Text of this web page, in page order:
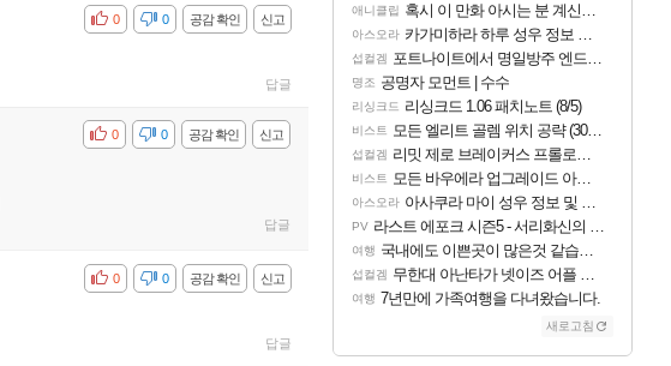
신고
공감 확인
비공감 0
0
답글
신고
공감 확인
비공감 0
0
답글
신고
공감 확인
비공감 0
0
답글
애니클립 혹시 이 만화 아시는 분 계신가요
아스오라 카가미하라 하루 성우 정보 및 주요 필모
섭컬겜 포트나이트에서 명일방주 엔드필드 [펠리카] 판매 예정
명조 공명자 모먼트 | 수수
리싱크드 리싱크드 1.06 패치노트 (8/5)
비스트 모든 엘리트 골렘 위치 공략 (30개) - 방랑 결투가
섭컬겜 리밋 제로 브레이커스 프롤로그 테스트 후기 영상 업로드
비스트 모든 바우에라 업그레이드 아이템 획득 위치 공략 (89개)
아스오라 아사쿠라 마이 성우 정보 및 주요 필모
PV 라스트 에포크 시즌5 - 서리화신의 분노 티저
여행 국내에도 이쁜곳이 많은것 같습니다
섭컬겜 무한대 아난타가 넷이즈 어플 달력에 일정 등록
여행 7년만에 가족여행을 다녀왔습니다.
새로고침